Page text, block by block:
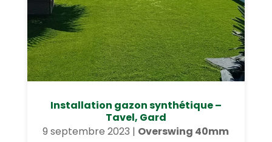
Installation gazon synthétique –
Tavel, Gard
9 septembre 2023 | Overswing 40mm